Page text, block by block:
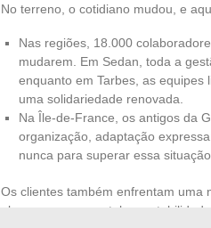
No terreno, o cotidiano mudou, e
Nas regiões, 18.000
mudarem. Em Sedan, toda a
enquanto em Tarbes, as equipes
uma solidariedade renovada.
Na Île-de-France, os antigos da
organização, adaptação
nunca para superar essa situação.
Os clientes também enfrentam uma
observam com cautela a